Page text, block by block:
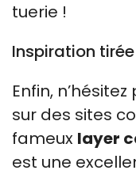
tuerie !
Inspiration
Enfin,
sur des sites
fameux layer
est une